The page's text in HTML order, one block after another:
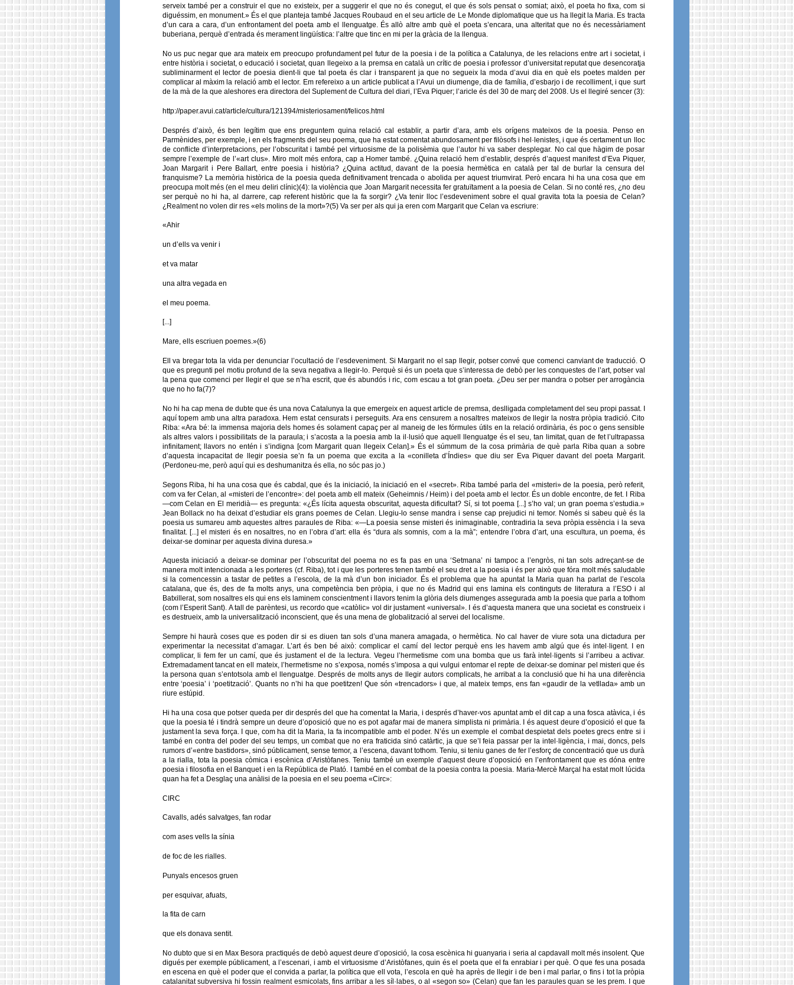
serveix també per a construir el que no existeix, per a suggerir el que no és conegut, el que és sols pensat o somiat; això, el poeta ho fixa, com si
diguéssim, en monument.» És el que planteja també Jacques Roubaud en el seu article de Le Monde diplomatique que us ha llegit la Maria. Es tracta
d’un cara a cara, d’un enfrontament del poeta amb el llenguatge. És allò altre amb què el poeta s’encara, una alteritat que no és necessàriament
buberiana, perquè d’entrada és merament lingüística: l’altre que tinc en mi per la gràcia de la llengua.
No us puc negar que ara mateix em preocupo profundament pel futur de la poesia i de la política a Catalunya, de les relacions entre art i societat, i
entre història i societat, o educació i societat, quan llegeixo a la premsa en català un crític de poesia i professor d’universitat reputat que desencoratja
subliminarment el lector de poesia dient-li que tal poeta és clar i transparent ja que no segueix la moda d’avui dia en què els poetes malden per
complicar al màxim la relació amb el lector. Em refereixo a un article publicat a l’Avui un diumenge, dia de família, d’esbarjo i de recolliment, i que surt
de la mà de la que aleshores era directora del Suplement de Cultura del diari, l’Eva Piquer; l’aricle és del 30 de març del 2008. Us el llegiré sencer (3):
http://paper.avui.cat/article/cultura/121394/misteriosament/felicos.html
Després d’això, és ben legítim que ens preguntem quina relació cal establir, a partir d’ara, amb els orígens mateixos de la poesia. Penso en
Parmènides, per exemple, i en els fragments del seu poema, que ha estat comentat abundosament per filòsofs i hel·lenistes, i que és certament un lloc
de conflicte d’interpretacions, per l’obscuritat i també pel virtuosisme de la polisèmia que l’autor hi va saber desplegar. No cal que hàgim de posar
sempre l’exemple de l’«art clus». Miro molt més enfora, cap a Homer també. ¿Quina relació hem d’establir, després d’aquest manifest d’Eva Piquer,
Joan Margarit i Pere Ballart, entre poesia i història? ¿Quina actitud, davant de la poesia hermètica en català per tal de burlar la censura del
franquisme? La memòria històrica de la poesia queda definitivament trencada o abolida per aquest triumvirat. Però encara hi ha una cosa que em
preocupa molt més (en el meu deliri clínic)(4): la violència que Joan Margarit necessita fer gratuïtament a la poesia de Celan. Si no conté res, ¿no deu
ser perquè no hi ha, al darrere, cap referent històric que la fa sorgir? ¿Va tenir lloc l’esdeveniment sobre el qual gravita tota la poesia de Celan?
¿Realment no volen dir res «els molins de la mort»?(5) Va ser per als qui ja eren com Margarit que Celan va escriure:
«Ahir
un d’ells va venir i
et va matar
una altra vegada en
el meu poema.
[...]
Mare, ells escriuen poemes.»(6)
Ell va bregar tota la vida per denunciar l’ocultació de l’esdeveniment. Si Margarit no el sap llegir, potser convé que comenci canviant de traducció. O
que es pregunti pel motiu profund de la seva negativa a llegir-lo. Perquè si és un poeta que s’interessa de debò per les conquestes de l’art, potser val
la pena que comenci per llegir el que se n’ha escrit, que és abundós i ric, com escau a tot gran poeta. ¿Deu ser per mandra o potser per arrogància
que no ho fa(7)?
No hi ha cap mena de dubte que és una nova Catalunya la que emergeix en aquest article de premsa, deslligada completament del seu propi passat. I
aquí topem amb una altra paradoxa. Hem estat censurats i perseguits. Ara ens censurem a nosaltres mateixos de llegir la nostra pròpia tradició. Cito
Riba: «Ara bé: la immensa majoria dels homes és solament capaç per al maneig de les fórmules útils en la relació ordinària, és poc o gens sensible
als altres valors i possibilitats de la paraula; i s’acosta a la poesia amb la il·lusió que aquell llenguatge és el seu, tan limitat, quan de fet l’ultrapassa
infinitament; llavors no entén i s’indigna [com Margarit quan llegeix Celan].» És el súmmum de la cosa primària de què parla Riba quan a sobre
d’aquesta incapacitat de llegir poesia se’n fa un poema que excita a la «conilleta d’Índies» que diu ser Eva Piquer davant del poeta Margarit.
(Perdoneu-me, però aquí qui es deshumanitza és ella, no sóc pas jo.)
Segons Riba, hi ha una cosa que és cabdal, que és la iniciació, la iniciació en el «secret». Riba també parla del «misteri» de la poesia, però referit,
com va fer Celan, al «misteri de l’encontre»: del poeta amb ell mateix (Geheimnis / Heim) i del poeta amb el lector. És un doble encontre, de fet. I Riba
—com Celan en El meridià— es pregunta: «¿És lícita aquesta obscuritat, aquesta dificultat? Sí, si tot poema [...] s’ho val; un gran poema s’estudia.»
Jean Bollack no ha deixat d’estudiar els grans poemes de Celan. Llegiu-lo sense mandra i sense cap prejudici ni temor. Només si sabeu què és la
poesia us sumareu amb aquestes altres paraules de Riba: «—La poesia sense misteri és inimaginable, contradiria la seva pròpia essència i la seva
finalitat. [...] el misteri és en nosaltres, no en l’obra d’art: ella és “dura als somnis, com a la mà”; entendre l’obra d’art, una escultura, un poema, és
deixar-se dominar per aquesta divina duresa.»
Aquesta iniciació a deixar-se dominar per l’obscuritat del poema no es fa pas en una ‘Setmana’ ni tampoc a l’engròs, ni tan sols adreçant-se de
manera molt intencionada a les porteres (cf. Riba), tot i que les porteres tenen també el seu dret a la poesia i és per això que fóra molt més saludable
si la comencessin a tastar de petites a l’escola, de la mà d’un bon iniciador. És el problema que ha apuntat la Maria quan ha parlat de l’escola
catalana, que és, des de fa molts anys, una competència ben pròpia, i que no és Madrid qui ens lamina els continguts de literatura a l’ESO i al
Batxillerat, som nosaltres els qui ens els laminem conscientment i llavors tenim la glòria dels diumenges assegurada amb la poesia que parla a tothom
(com l’Esperit Sant). A tall de parèntesi, us recordo que «catòlic» vol dir justament «universal». I és d’aquesta manera que una societat es construeix i
es destrueix, amb la universalització inconscient, que és una mena de globalització al servei del localisme.
Sempre hi haurà coses que es poden dir si es diuen tan sols d’una manera amagada, o hermètica. No cal haver de viure sota una dictadura per
experimentar la necessitat d’amagar. L’art és ben bé això: complicar el camí del lector perquè ens les havem amb algú que és intel·ligent. I en
complicar, li fem fer un camí, que és justament el de la lectura. Vegeu l’hermetisme com una bomba que us farà intel·ligents si l’arribeu a activar.
Extremadament tancat en ell mateix, l’hermetisme no s’exposa, només s’imposa a qui vulgui entomar el repte de deixar-se dominar pel misteri que és
la persona quan s’entotsola amb el llenguatge. Després de molts anys de llegir autors complicats, he arribat a la conclusió que hi ha una diferència
entre ‘poesia’ i ‘poetització’. Quants no n’hi ha que poetitzen! Que són «trencadors» i que, al mateix temps, ens fan «gaudir de la vetllada» amb un
riure estúpid.
Hi ha una cosa que potser queda per dir després del que ha comentat la Maria, i després d’haver-vos apuntat amb el dit cap a una fosca atàvica, i és
que la poesia té i tindrà sempre un deure d’oposició que no es pot agafar mai de manera simplista ni primària. I és aquest deure d’oposició el que fa
justament la seva força. I que, com ha dit la Maria, la fa incompatible amb el poder. N’és un exemple el combat despietat dels poetes grecs entre si i
també en contra del poder del seu temps, un combat que no era fraticida sinó catàrtic, ja que se’l feia passar per la intel·ligència, i mai, doncs, pels
rumors d’«entre bastidors», sinó públicament, sense temor, a l’escena, davant tothom. Teniu, si teniu ganes de fer l’esforç de concentració que us durà
a la rialla, tota la poesia còmica i escènica d’Aristòfanes. Teniu també un exemple d’aquest deure d’oposició en l’enfrontament que es dóna entre
poesia i filosofia en el Banquet i en la República de Plató. I també en el combat de la poesia contra la poesia. Maria-Mercè Marçal ha estat molt lúcida
quan ha fet a Desglaç una anàlisi de la poesia en el seu poema «Circ»:
CIRC
Cavalls, adés salvatges, fan rodar
com ases vells la sínia
de foc de les rialles.
Punyals encesos gruen
per esquivar, afuats,
la fita de carn
que els donava sentit.
No dubto que si en Max Besora practiqués de debò aquest deure d’oposició, la cosa escènica hi guanyaria i seria al capdavall molt més insolent. Que
digués per exemple públicament, a l’escenari, i amb el virtuosisme d’Aristòfanes, quin és el poeta que el fa enrabiar i per què. O que fes una posada
en escena en què el poder que el convida a parlar, la política que ell vota, l’escola en què ha après de llegir i de ben i mal parlar, o fins i tot la pròpia
catalanitat subversiva hi fossin realment esmicolats, fins arribar a les síl·labes, o al «segon so» (Celan) que fan les paraules quan se les prem. I que